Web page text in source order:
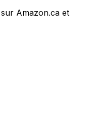
Amazon.ca et